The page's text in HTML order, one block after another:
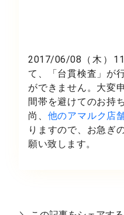
2017/06/08（木）
て、「台貫検査」が
ができません。大変
間帯を避けてのお持
尚、 他のアマルク店
りますので、お急ぎ
願い致します。